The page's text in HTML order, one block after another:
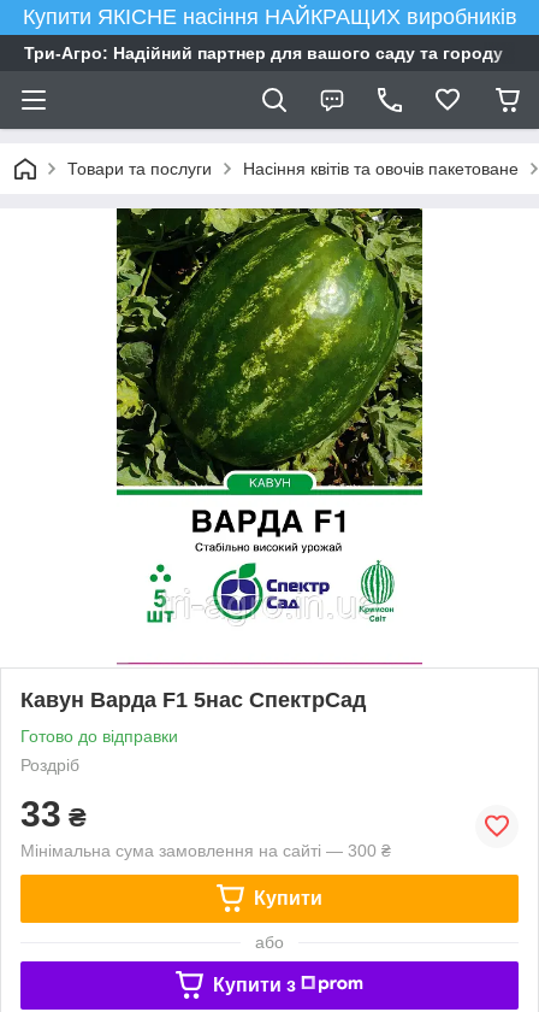
Купити ЯКІСНЕ насіння НАЙКРАЩИХ виробників
Три-Агро: Надійний партнер для вашого саду та городу
Товари та послуги Насіння квітів та овочів пакетоване
Кавун Варда F1 5нас СпектрСад
Готово до відправки
Роздріб
33 ₴
Мінімальна сума замовлення на сайті — 300 ₴
Купити
або
Купити з